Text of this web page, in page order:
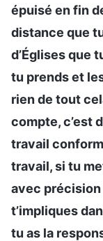
épuisé en fin
distance que
d’Églises que
tu prends et
rien de tout
compte, c’est
travail
travail, si tu
avec précision
t’impliques
tu as la